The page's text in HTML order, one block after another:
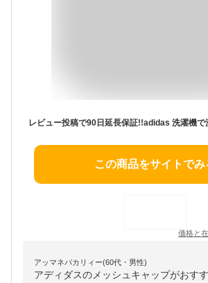
この商品をサイトでみ
価格と
アッマネバカリィー(60代・男性)
アディダスのメッシュキャップがおす